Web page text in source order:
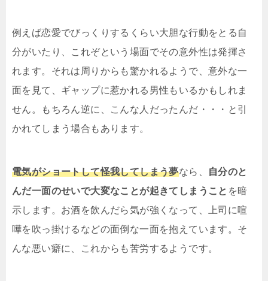
例えば恋愛でびっくりするくらい大胆な行動をとる自
分がいたり、これぞという場面でその意外性は発揮さ
れます。それは周りからも驚かれるようで、意外な一
面を見て、ギャップに惹かれる男性もいるかもしれま
せん。もちろん逆に、こんな人だったんだ・・・と引
かれてしまう場合もあります。
電気がショートして怪我してしまう夢なら、
自分のと
んだ一面のせいで大変なことが起きてしまうこと を暗
示します。お酒を飲んだら気が強くなって、上司に喧
嘩を吹っ掛けるなどの面倒な一面を抱えています。そ
んな悪い癖に、これからも苦労するようです。